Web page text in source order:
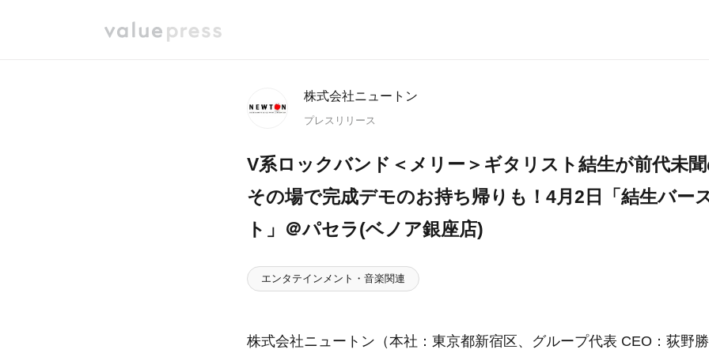
株式会社ニュートン
プレスリリース
V系ロックバンド＜メリー＞ギタリスト結生が前代未
その場で完成デモのお持ち帰りも！4月2日「結生バー
ト」＠パセラ(ベノア銀座店)
エンタテインメント・音楽関連
株式会社ニュートン（本社：東京都新宿区、グループ代表 CEO：荻野